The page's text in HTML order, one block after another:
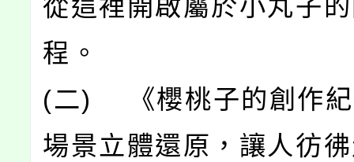
從這裡開啟屬於小丸子
程。
(二) 《櫻桃子的創作紀
場景立體還原，讓人彷